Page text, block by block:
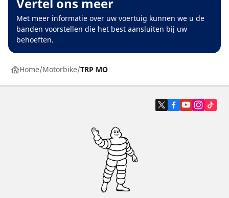
Vertel ons meer
Met meer informatie over uw voertuig kunnen we u de
banden voorstellen die het best aansluiten bij uw
behoeften.
Home Motorbike TRP MO